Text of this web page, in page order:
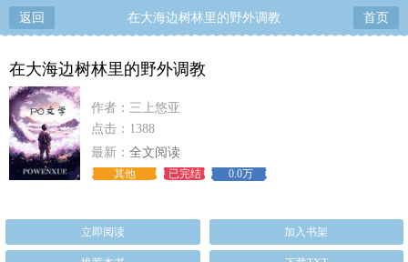
返回 在大海边树林里的野外调教 首页
在大海边树林里的野外调教
作者：三上悠亚
点击：1388
最新： 全文阅读
其他 已完结 0.0万
立即阅读 加入书架